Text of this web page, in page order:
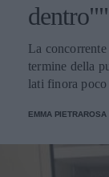
dentro""
La
termine della
lati finora
EMMA PIETRAROSA